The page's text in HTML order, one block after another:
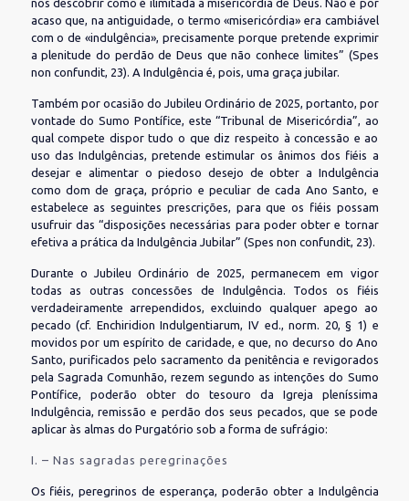
nos descobrir como é ilimitada a misericórdia de Deus. Não é por
acaso que, na antiguidade, o termo «misericórdia» era cambiável
com o de «indulgência», precisamente porque pretende exprimir
a plenitude do perdão de Deus que não conhece limites” (Spes
non confundit, 23). A Indulgência é, pois, uma graça jubilar.
Também por ocasião do Jubileu Ordinário de 2025, portanto, por
vontade do Sumo Pontífice, este “Tribunal de Misericórdia”, ao
qual compete dispor tudo o que diz respeito à concessão e ao
uso das Indulgências, pretende estimular os ânimos dos fiéis a
desejar e alimentar o piedoso desejo de obter a Indulgência
como dom de graça, próprio e peculiar de cada Ano Santo, e
estabelece as seguintes prescrições, para que os fiéis possam
usufruir das “disposições necessárias para poder obter e tornar
efetiva a prática da Indulgência Jubilar” (Spes non confundit, 23).
Durante o Jubileu Ordinário de 2025, permanecem em vigor
todas as outras concessões de Indulgência. Todos os fiéis
verdadeiramente arrependidos, excluindo qualquer apego ao
pecado (cf. Enchiridion Indulgentiarum, IV ed., norm. 20, § 1) e
movidos por um espírito de caridade, e que, no decurso do Ano
Santo, purificados pelo sacramento da penitência e revigorados
pela Sagrada Comunhão, rezem segundo as intenções do Sumo
Pontífice, poderão obter do tesouro da Igreja pleníssima
Indulgência, remissão e perdão dos seus pecados, que se pode
aplicar às almas do Purgatório sob a forma de sufrágio:
I. – Nas sagradas peregrinações
Os fiéis, peregrinos de esperança, poderão obter a Indulgência